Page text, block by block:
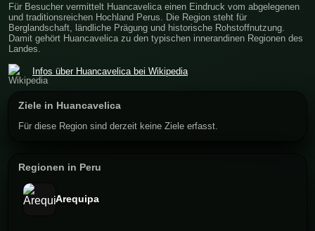
Für Besucher vermittelt Huancavelica einen Eindruck vom abgelegenen
und traditionsreichen Hochland Perus. Die Region steht für
Berglandschaft, ländliche Prägung und historische Rohstoffnutzung.
Damit gehört Huancavelica zu den typischen innerandinen Regionen des
Landes.
Infos über Huancavelica bei Wikipedia
Ziele in Huancavelica
Für diese Region sind derzeit keine Ziele erfasst.
Regionen in Peru
Arequipa